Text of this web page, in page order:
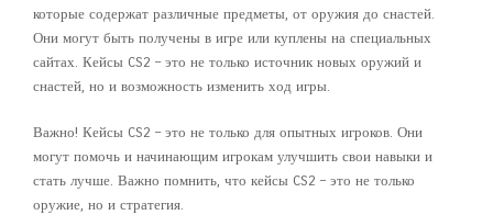
которые содержат различные предметы, от оружия до снастей.
Они могут быть получены в игре или куплены на специальных
сайтах. Кейсы CS2 – это не только источник новых оружий и
снастей, но и возможность изменить ход игры.
Важно! Кейсы CS2 – это не только для опытных игроков. Они
могут помочь и начинающим игрокам улучшить свои навыки и
стать лучше. Важно помнить, что кейсы CS2 – это не только
оружие, но и стратегия.